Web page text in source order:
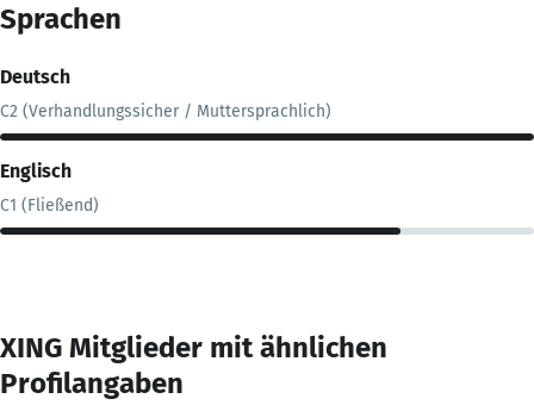
Sprachen
Deutsch
C2 (Verhandlungssicher / Muttersprachlich)
Englisch
C1 (Fließend)
XING Mitglieder mit ähnlichen
Profilangaben